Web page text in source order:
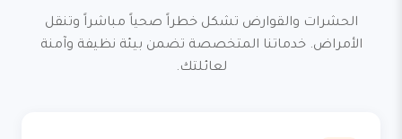
الحشرات والقوارض تشكل خطراً صحياً مباشراً وتنقل
الأمراض. خدماتنا المتخصصة تضمن بيئة نظيفة وآمنة
لعائلتك.